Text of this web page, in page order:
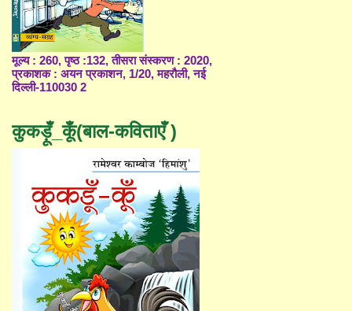
मूल्य : 260, पृष्ठ :132, तीसरा संस्करण : 2020,
प्रकाशक : अयन प्रकाशन, 1/20, महरौली, नई
दिल्ली-110030 2
कुकड़ूँ_कूँ(बाल-कविताएँ )